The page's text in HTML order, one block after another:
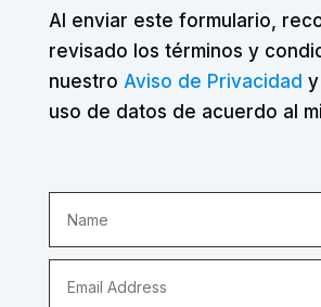
Al enviar este formulario,
revisado los términos y
nuestro Aviso de Privacidad
uso de datos de acuerdo al